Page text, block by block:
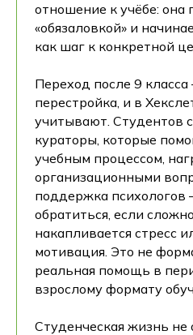
отношение к учёбе: она
«обязаловкой» и
как шаг к конкретной
Переход после 9
перестройка, и в
учитывают. Студентов
кураторы, которые
учебным процессом,
организационными
поддержка
обратиться, если
накапливается стресс
мотивация. Это не
реальная помощь в
взрослому формату
Студенческая жизнь не